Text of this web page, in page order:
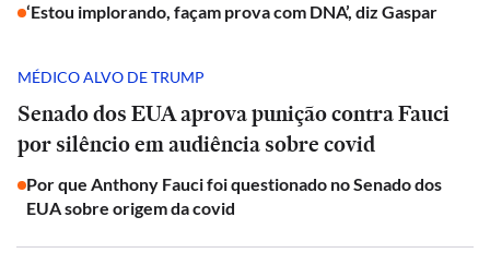
‘Estou implorando, façam prova com DNA’, diz Gaspar
MÉDICO ALVO DE TRUMP
Senado dos EUA aprova punição contra Fauci
por silêncio em audiência sobre covid
Por que Anthony Fauci foi questionado no Senado dos
EUA sobre origem da covid